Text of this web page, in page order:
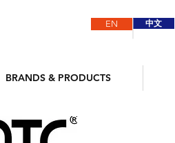
中文
EN
BRANDS & PRODUCTS